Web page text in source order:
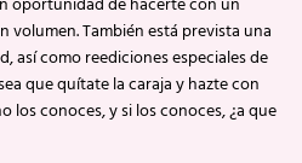
volumen. También está prevista una
así como reediciones especiales de
que quítate la caraja y hazte con
los conoces, y si los conoces, ¿a que